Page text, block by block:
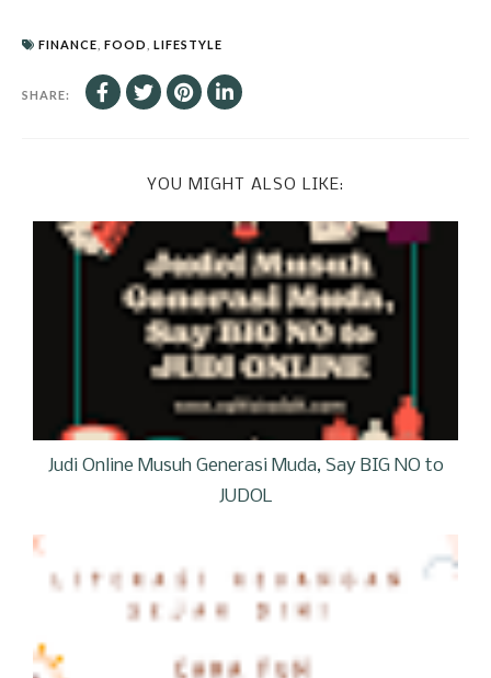
FINANCE FOOD LIFESTYLE
SHARE:
YOU MIGHT ALSO LIKE:
Judi Online Musuh Generasi Muda, Say BIG NO to
JUDOL